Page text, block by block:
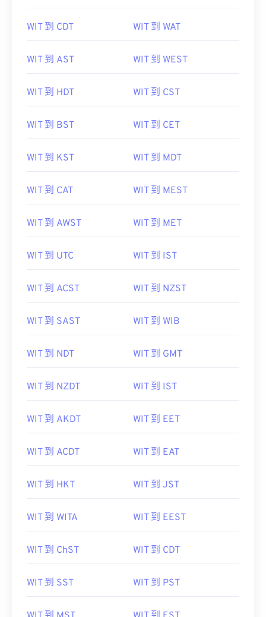
WIT 到 CDT WIT 到 WAT
WIT 到 AST WIT 到 WEST
WIT 到 HDT WIT 到 CST
WIT 到 BST WIT 到 CET
WIT 到 KST WIT 到 MDT
WIT 到 CAT WIT 到 MEST
WIT 到 AWST WIT 到 MET
WIT 到 UTC WIT 到 IST
WIT 到 ACST WIT 到 NZST
WIT 到 SAST WIT 到 WIB
WIT 到 NDT WIT 到 GMT
WIT 到 NZDT WIT 到 IST
WIT 到 AKDT WIT 到 EET
WIT 到 ACDT WIT 到 EAT
WIT 到 HKT WIT 到 JST
WIT 到 WITA WIT 到 EEST
WIT 到 ChST WIT 到 CDT
WIT 到 SST WIT 到 PST